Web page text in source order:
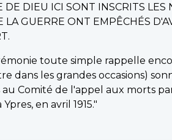
DE DIEU ICI SONT INSCRITS
LA GUERRE ONT EMPÊCHÉS
toute simple rappelle
dans les grandes occasions)
Comité de l'appel aux morts
en avril 1915."